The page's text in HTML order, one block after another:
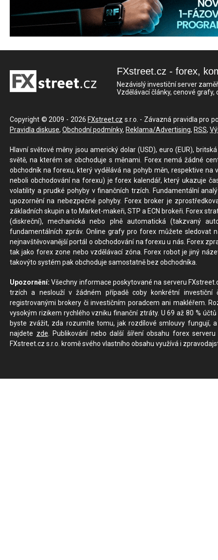
FXstreet.cz - forex,
Nezávislý investiční server
Vzdělávací články, cenové
Copyright © 2009 - 2026 FXstreet.cz s.r.o. - Závazná pravidla pro
Pravidla diskuse, Obchodní podmínky, Reklama/Advertising, RSS,
Hlavní světové měny jsou americký dolar (USD), euro (EUR),
světě, na kterém se obchoduje s měnami. Forex nemá žádné
obchodník na forexu, který vydělává na pohyb měn, respektive
neboli obchodování na forexu) je forex kalendář, který ukazuje
volatility a prudké pohyby v finančních trzích. Fundamentální
upozornění na nebezpečné pohyby. Forex broker je
základních skupin a to Market-makeři, STP a ECN brokeři. Forex
(diskreční), mechanická nebo plně automatická (takzvaný
fundamentálních zpráv. Online grafy pro forex můžete sledovat
nejnavštěvovanější portál o obchodování na forexu u nás. Forex
tak jako forex zone nebo vzdělávací zóna. Forex robot je jiný
takovýto systém pak obchoduje samostatně bez obchodníka.
Upozornění: Všechny informace poskytované na serveru
trzích a neslouží v žádném případě coby konkrétní investiční
registrovanými brokery či investičním poradcem ani makléřem.
vysokým rizikem rychlého vzniku finanční ztráty. U 69 až 80 %
byste zvážit, zda rozumíte tomu, jak rozdílové smlouvy fungují,
najdete zde. Publikování nebo další šíření obsahu forex
FXstreet.cz s.r.o. kromě svého vlastního obsahu využívá i